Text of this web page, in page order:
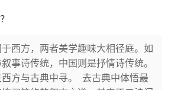
西方，两者美学趣味大相径庭。如
事诗传统，中国则是抒情诗传统。
方与古典中寻。 去古典中体悟最